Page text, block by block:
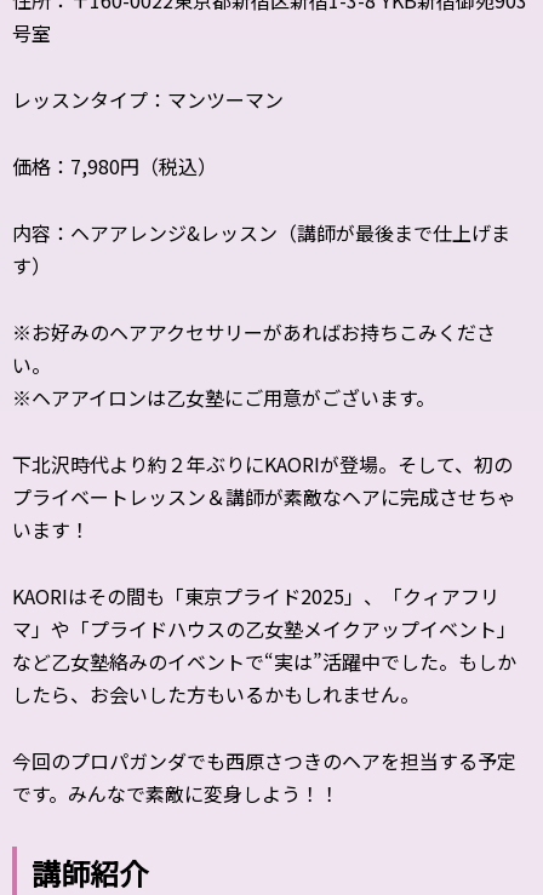
号室
レッスンタイプ：マンツーマン
価格：7,980円（税込）
内容：ヘアアレンジ&レッスン（講師が最後まで仕上げま
す）
※お好みのヘアアクセサリーがあればお持ちこみくださ
い。
※ヘアアイロンは乙女塾にご用意がございます。
下北沢時代より約２年ぶりにKAORIが登場。そして、初の
プライベートレッスン＆講師が素敵なヘアに完成させちゃ
います！
KAORIはその間も「東京プライド2025」、「クィアフリ
マ」や「プライドハウスの乙女塾メイクアップイベント」
など乙女塾絡みのイベントで“実は”活躍中でした。もしか
したら、お会いした方もいるかもしれません。
今回のプロパガンダでも西原さつきのヘアを担当する予定
です。みんなで素敵に変身しよう！！
講師紹介